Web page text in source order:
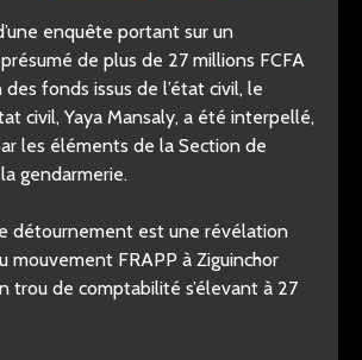
enquête portant sur un
de plus de 27 millions FCFA
fonds issus de l’état civil, le
civil, Yaya Mansaly, a été interpellé,
les éléments de la Section de
gendarmerie.
détournement est une révélation
mouvement FRAPP à Ziguinchor
trou de comptabilité s’élevant à 27